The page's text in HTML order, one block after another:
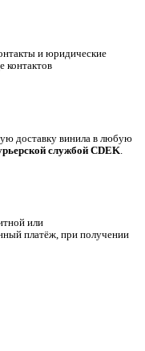
и юридические
контактов
доставку винила в любую
службой CDEK
или
платёж, при получении